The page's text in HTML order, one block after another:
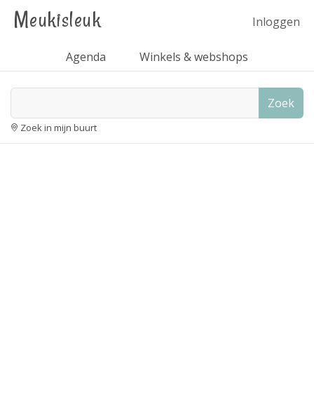
Meukisleuk Inloggen
Agenda Winkels & webshops
Zoek
Zoek in mijn buurt